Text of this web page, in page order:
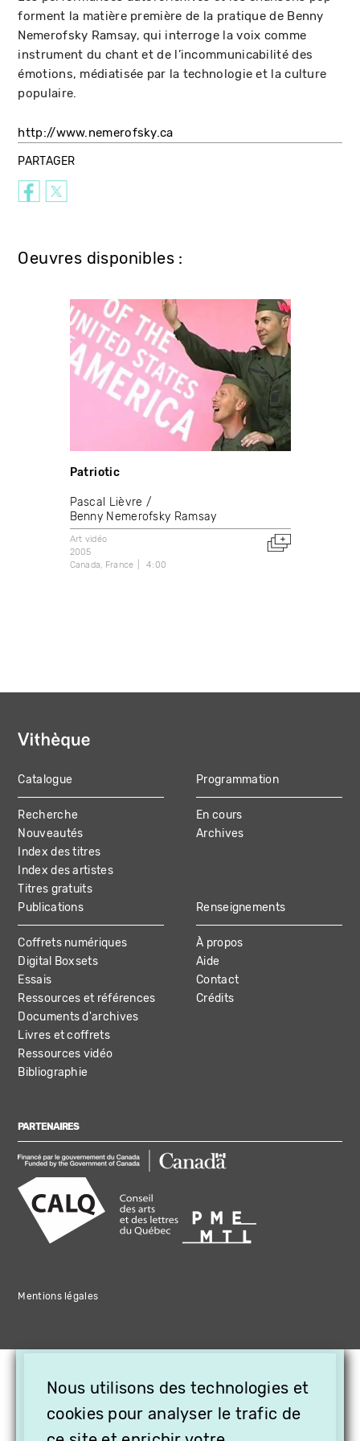
forment la matière première de la pratique de Benny
Nemerofsky Ramsay, qui interroge la voix comme
instrument du chant et de l’incommunicabilité des
émotions, médiatisée par la technologie et la culture
populaire.
http://www.nemerofsky.ca
PARTAGER
Oeuvres disponibles :
Patriotic
Pascal Lièvre
Benny Nemerofsky Ramsay
Art vidéo
2005
Canada
France 4:00
MAIN
NAVIGATION
Catalogue
Recherche
Nouveautés
Index des titres
Index des artistes
Titres gratuits
Programmation
En cours
Archives
Publications
Coffrets numériques
Digital Boxsets
Essais
Ressources et références
Documents d'archives
Livres et coffrets
Ressources vidéo
Bibliographie
Renseignements
À propos
Aide
Contact
Crédits
PARTENAIRES
Mentions légales
Nous utilisons des technologies et
cookies pour analyser le trafic de
OFFREZ LA VIDÉO EN
CADEAU, ABONNEZ VOS